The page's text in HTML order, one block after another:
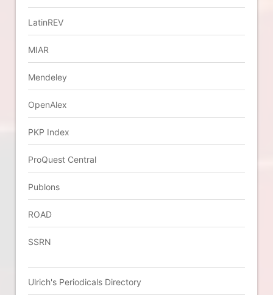
LatinREV
MIAR
Mendeley
OpenAlex
PKP Index
ProQuest Central
Publons
ROAD
SSRN
Ulrich's Periodicals Directory